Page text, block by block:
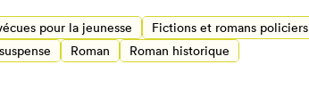
pour la jeunesse
Fictions et romans policiers
Roman Roman historique